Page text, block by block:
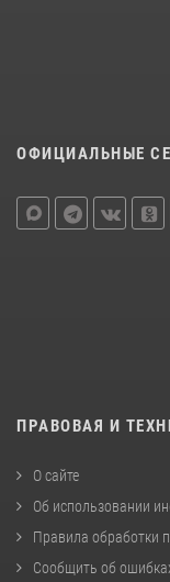
ОФИЦИАЛЬНЫЕ
ПРАВОВАЯ И
О сайте
Об использовании
Правила обработки
Сообщить об